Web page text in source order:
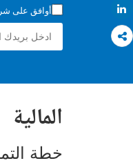
Share
أوافق على
المالية
خطة